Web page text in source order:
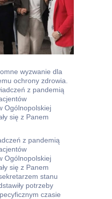
wyzwanie dla
ochrony zdrowia.
z pandemią
Ogólnopolskiej
się z Panem
z pandemią
Ogólnopolskiej
się z Panem
stanu
potrzeby
czasie